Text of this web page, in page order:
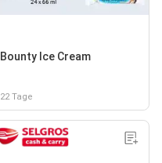
Bounty Ice Cream
22 Tage